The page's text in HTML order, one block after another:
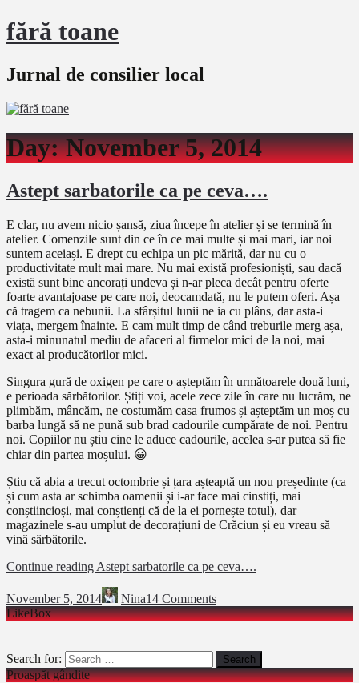
fără toane
Jurnal de consilier local
Day:November 5, 2014
Astept sarbatorile ca pe ceva….
E clar, nu avem nicio șansă, ziua începe în atelier și se termină în
atelier. Comenzile sunt din ce în ce mai multe și mai mari, iar noi
suntem aceiași. E drept cu echipa un pic mărită, dar nu cu o
productivitate mult mai mare. Nu mai există profesioniști, sau dacă
există sunt bine ancorați undeva și n-ar pleca decât pentru oferte
foarte avantajoase pe care noi, deocamdată, nu le putem oferi. Așa
că tragem ca nebunii. La sfârșitul lunii ne ia cu plâns, dar asta-i
viața, mergem înainte. E cam mult timp de când treburile merg așa,
asta-i minunatul mediu de afaceri al firmelor mici de la noi, mai
exact al producătorilor mici.
Singura gură de oxigen pe care o așteptăm în următoarele două luni,
e perioada sărbătorilor. Știți voi, acele zece zile în care nu lucrăm, ne
plimbăm, mâncăm, ne costumăm casa frumos și așteptăm un moș cu
barba lungă să ne pună sub brad cadourile cumpărate de noi. Pentru
noi. Copiilor nu știu cine le aduce cadourile, acelea s-ar putea să fie
chiar din partea moșului. 😀
Știu că abia a trecut octombrie și țara așteaptă un nou președinte (ca
și cum asta ar schimba oamenii și i-ar face mai cinstiți, mai
conștiincioși, mai conștienți că de la ei pornește totul), dar
magazinele s-au umplut de decorațiuni de Crăciun și eu vreau să
vină sărbătorile.
Continue reading Astept sarbatorile ca pe ceva….
November 5, 2014 Nina14 Comments
LikeBox
Search for:
Proaspăt gândite